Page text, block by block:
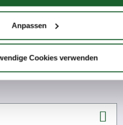
Ihre geografische Lage erfassen,
Scannen nach bestimmten
wie Ihre persönlichen Daten
Inhalte und Anzeigen zu
anbieten zu können und die
Anpassen
Cookies verwenden